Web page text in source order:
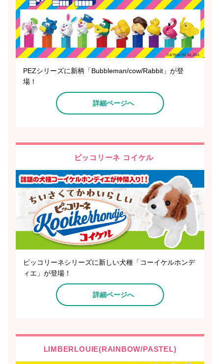
PEZシリーズに新柄「Bubbleman/cow/Rabbit」が登
場！
詳細ページへ
ピッコリーネ コイケル
ピッコリーネシリーズに新しい犬種「コーイケルホンデ
ィエ」が登場！
詳細ページへ
LIMBERLOUIE(RAINBOW/PASTEL)